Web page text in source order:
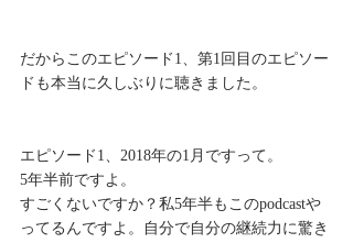
だからこのエピソード1、第1回目のエピソー
ドも本当に久しぶりに聴きました。
エピソード1、2018年の1月ですって。
5年半前ですよ。
すごくないですか？私5年半もこのpodcastや
ってるんですよ。自分で自分の継続力に驚き